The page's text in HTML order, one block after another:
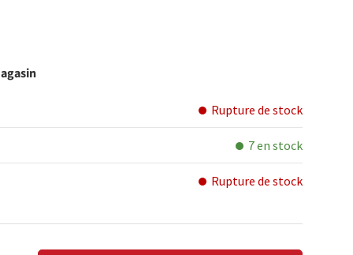
Rupture de stock
7 en stock
Rupture de stock